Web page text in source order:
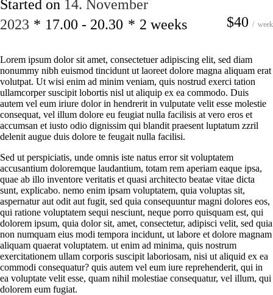
$40 week
Started on 14. November
2023
17.00 - 20.30 2 weeks
Lorem ipsum dolor sit amet, consectetuer adipiscing elit, sed diam
nonummy nibh euismod tincidunt ut laoreet dolore magna aliquam erat
volutpat. Ut wisi enim ad minim veniam, quis nostrud exerci tation
ullamcorper suscipit lobortis nisl ut aliquip ex ea commodo. Duis
autem vel eum iriure dolor in hendrerit in vulputate velit esse molestie
consequat, vel illum dolore eu feugiat nulla facilisis at vero eros et
accumsan et iusto odio dignissim qui blandit praesent luptatum zzril
delenit augue duis dolore te feugait nulla facilisi.
Sed ut perspiciatis, unde omnis iste natus error sit voluptatem
accusantium doloremque laudantium, totam rem aperiam eaque ipsa,
quae ab illo inventore veritatis et quasi architecto beatae vitae dicta
sunt, explicabo. nemo enim ipsam voluptatem, quia voluptas sit,
aspernatur aut odit aut fugit, sed quia consequuntur magni dolores eos,
qui ratione voluptatem sequi nesciunt, neque porro quisquam est, qui
dolorem ipsum, quia dolor sit, amet, consectetur, adipisci velit, sed quia
non numquam eius modi tempora incidunt, ut labore et dolore magnam
aliquam quaerat voluptatem. ut enim ad minima, quis nostrum
exercitationem ullam corporis suscipit laboriosam, nisi ut aliquid ex ea
commodi consequatur? quis autem vel eum iure reprehenderit, qui in
ea voluptate velit esse, quam nihil molestiae consequatur, vel illum, qui
dolorem eum fugiat.